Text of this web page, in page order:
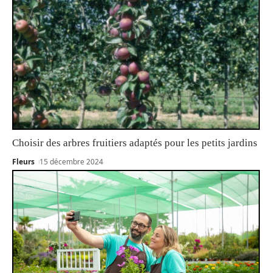
Choisir des arbres fruitiers adaptés pour les petits jardins
Fleurs 15 décembre 2024